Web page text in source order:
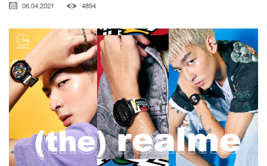
06.04.2021 4894